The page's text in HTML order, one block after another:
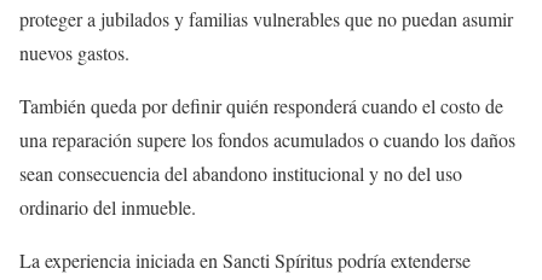
proteger a jubilados y familias vulnerables que no puedan asumir
nuevos gastos.
También queda por definir quién responderá cuando el costo de
una reparación supere los fondos acumulados o cuando los daños
sean consecuencia del abandono institucional y no del uso
ordinario del inmueble.
La experiencia iniciada en Sancti Spíritus podría extenderse